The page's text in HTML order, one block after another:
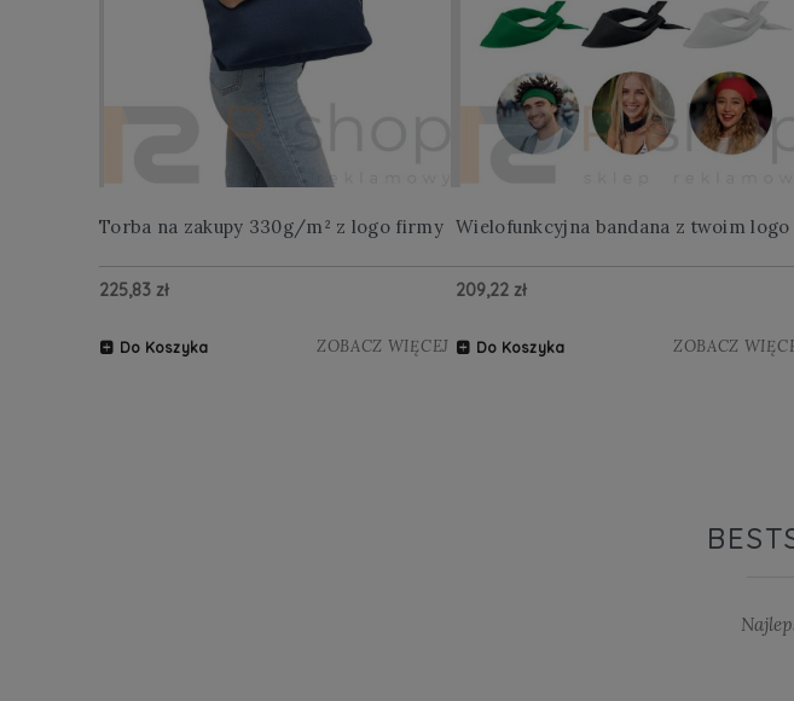
Torba na zakupy 330g/m² z logo firmy
225,83 zł
Do Koszyka ZOBACZ WIĘCEJ
Wielofunkcyjna bandana z twoim logo
209,22 zł
Do Koszyka ZOBACZ